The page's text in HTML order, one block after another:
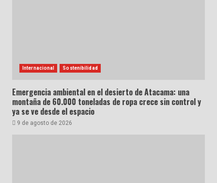
Internacional Sostenibilidad
Emergencia ambiental en el desierto de Atacama: una
montaña de 60.000 toneladas de ropa crece sin control y
ya se ve desde el espacio
9 de agosto de 2026